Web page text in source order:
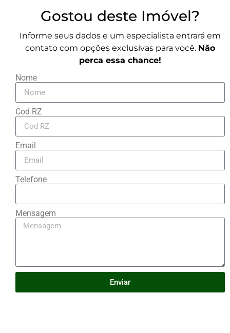
Gostou deste Imóvel?
Informe seus dados e um especialista entrará em
contato com opções exclusivas para você. Não
perca essa chance!
Nome
Cod RZ
Email
Telefone
Mensagem
Enviar